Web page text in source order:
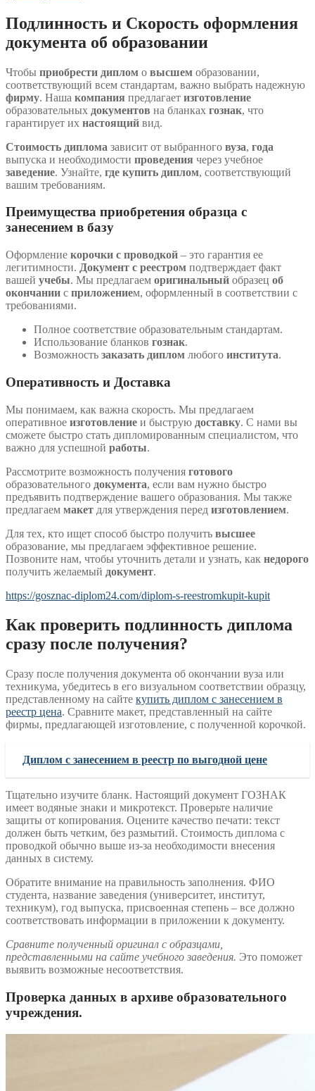
Подлинность и Скорость оформления
документа об образовании
Чтобы приобрести диплом о высшем образовании,
соответствующий всем стандартам, важно выбрать надежную
фирму. Наша компания предлагает изготовление
образовательных документов на бланках гознак, что
гарантирует их настоящий вид.
Стоимость диплома зависит от выбранного вуза, года
выпуска и необходимости проведения через учебное
заведение. Узнайте, где купить диплом, соответствующий
вашим требованиям.
Преимущества приобретения образца с
занесением в базу
Оформление корочки с проводкой – это гарантия ее
легитимности. Документ с реестром подтверждает факт
вашей учебы. Мы предлагаем оригинальный образец об
окончании с приложением, оформленный в соответствии с
требованиями.
Полное соответствие образовательным стандартам.
Использование бланков гознак.
Возможность заказать диплом любого института.
Оперативность и Доставка
Мы понимаем, как важна скорость. Мы предлагаем
оперативное изготовление и быструю доставку. С нами вы
сможете быстро стать дипломированным специалистом, что
важно для успешной работы.
Рассмотрите возможность получения готового
образовательного документа, если вам нужно быстро
предъявить подтверждение вашего образования. Мы также
предлагаем макет для утверждения перед изготовлением.
Для тех, кто ищет способ быстро получить высшее
образование, мы предлагаем эффективное решение.
Позвоните нам, чтобы уточнить детали и узнать, как недорого
получить желаемый документ.
https://gosznac-diplom24.com/diplom-s-reestromkupit-kupit
Как проверить подлинность диплома
сразу после получения?
Сразу после получения документа об окончании вуза или
техникума, убедитесь в его визуальном соответствии образцу,
представленному на сайте купить диплом с занесением в
реестр цена. Сравните макет, представленный на сайте
фирмы, предлагающей изготовление, с полученной корочкой.
Диплом с занесением в реестр по выгодной цене
Тщательно изучите бланк. Настоящий документ ГОЗНАК
имеет водяные знаки и микротекст. Проверьте наличие
защиты от копирования. Оцените качество печати: текст
должен быть четким, без размытий. Стоимость диплома с
проводкой обычно выше из-за необходимости внесения
данных в систему.
Обратите внимание на правильность заполнения. ФИО
студента, название заведения (университет, институт,
техникум), год выпуска, присвоенная степень – все должно
соответствовать информации в приложении к документу.
Сравните полученный оригинал с образцами,
представленными на сайте учебного заведения. Это поможет
выявить возможные несоответствия.
Проверка данных в архиве образовательного
учреждения.